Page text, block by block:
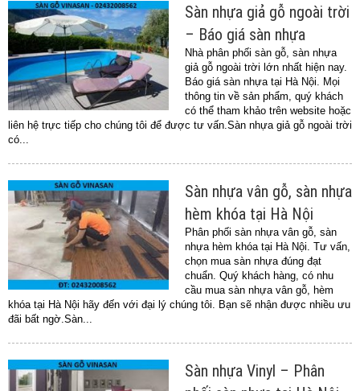
Sàn nhựa giả gỗ ngoài trời
– Báo giá sàn nhựa
Nhà phân phối sàn gỗ, sàn nhựa
giả gỗ ngoài trời lớn nhất hiện nay.
Báo giá sàn nhựa tại Hà Nội. Mọi
thông tin về sản phẩm, quý khách
có thể tham khảo trên website hoặc
liên hệ trực tiếp cho chúng tôi để được tư vấn.Sàn nhựa giả gỗ ngoài trời
có...
Sàn nhựa vân gỗ, sàn nhựa
hèm khóa tại Hà Nội
Phân phối sàn nhựa vân gỗ, sàn
nhựa hèm khóa tại Hà Nội. Tư vấn,
chọn mua sàn nhựa đúng đạt
chuẩn. Quý khách hàng, có nhu
cầu mua sàn nhựa vân gỗ, hèm
khóa tại Hà Nội hãy đến với đại lý chúng tôi. Bạn sẽ nhận được nhiều ưu
đãi bất ngờ.Sàn...
Sàn nhựa Vinyl – Phân